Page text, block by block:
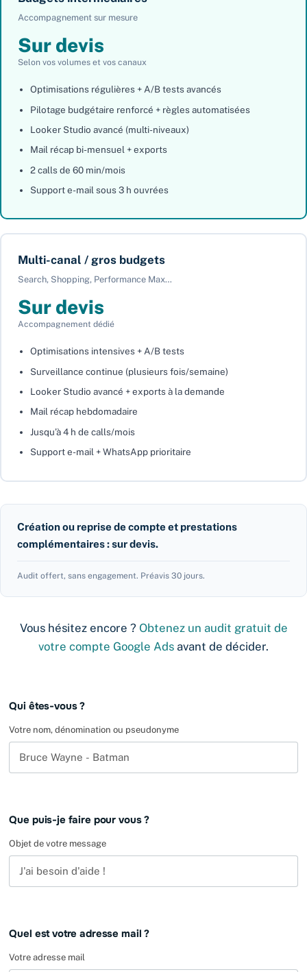
Accompagnement sur mesure
Sur devis
Selon vos volumes et vos canaux
Optimisations régulières + A/B tests avancés
Pilotage budgétaire renforcé + règles automatisées
Looker Studio avancé (multi-niveaux)
Mail récap bi-mensuel + exports
2 calls de 60 min/mois
Support e-mail sous 3 h ouvrées
Multi-canal / gros budgets
Search, Shopping, Performance Max…
Sur devis
Accompagnement dédié
Optimisations intensives + A/B tests
Surveillance continue (plusieurs fois/semaine)
Looker Studio avancé + exports à la demande
Mail récap hebdomadaire
Jusqu’à 4 h de calls/mois
Support e-mail + WhatsApp prioritaire
Création ou reprise de compte et prestations
complémentaires : sur devis.
Audit offert, sans engagement. Préavis 30 jours.
Vous hésitez encore ? Obtenez un audit gratuit de
votre compte Google Ads avant de décider.
this
field
blank
Qui êtes-vous ?
Votre nom, dénomination ou pseudonyme
Que puis-je faire pour vous ?
Objet de votre message
Quel est votre adresse mail ?
Votre adresse mail